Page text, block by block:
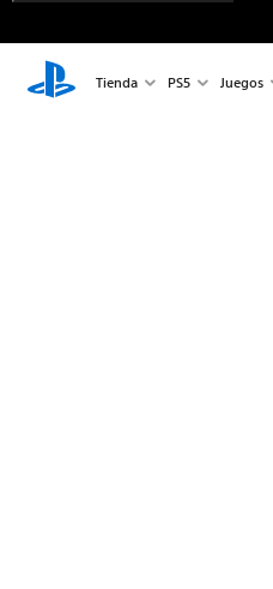
Tienda PS5 Juegos